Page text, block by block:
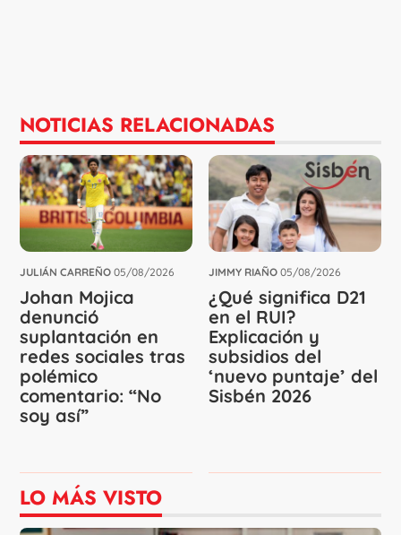
NOTICIAS RELACIONADAS
JULIÁN CARREÑO 05/08/2026
Johan Mojica
denunció
suplantación en
redes sociales tras
polémico
comentario: “No
soy así”
JIMMY RIAÑO 05/08/2026
¿Qué significa D21
en el RUI?
Explicación y
subsidios del
‘nuevo puntaje’ del
Sisbén 2026
LO MÁS VISTO